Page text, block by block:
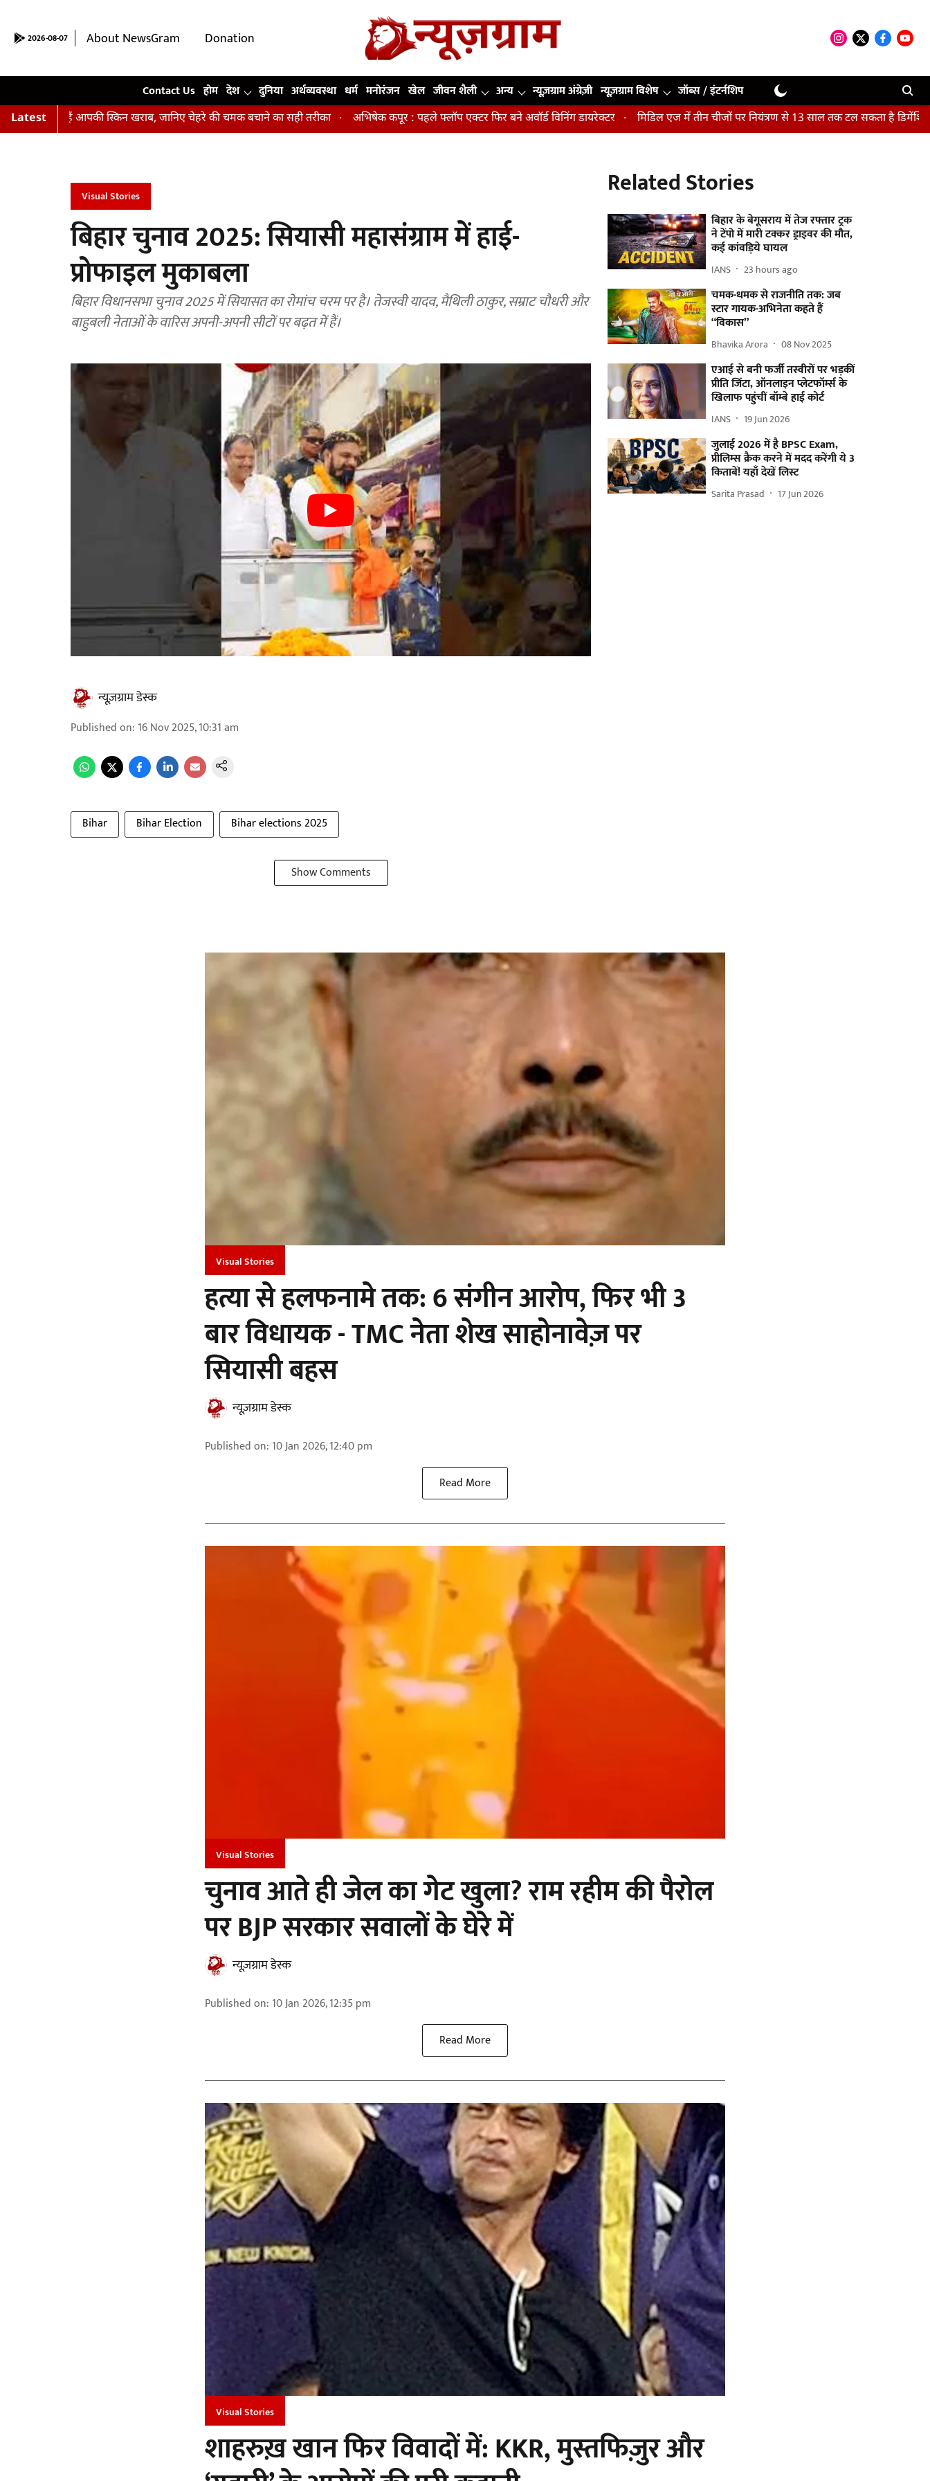
2026-08-07 About NewsGram
Donation
Contact Us होम देश दुनिया अर्थव्यवस्था धर्म मनोरंजन खेल जीवन शैली अन्य न्यूज़ग्राम अंग्रेज़ी न्यूज़ग्राम विशेष जॉब्स / इंटर्नशिप
Latest
हैं आपकी स्किन खराब, जानिए चेहरे की चमक बचाने का सही तरीका अभिषेक कपूर : पहले फ्लॉप एक्टर फिर बने अवॉर्ड विनिंग डायरेक्टर मिडिल एज में तीन चीजों पर नियंत्रण से 13 साल तक टल सकता है डिमेंशिया : अध्ययन
Visual Stories
बिहार चुनाव 2025: सियासी महासंग्राम में हाई-
प्रोफाइल मुकाबला
बिहार विधानसभा चुनाव 2025 में सियासत का रोमांच चरम पर है। तेजस्वी यादव, मैथिली ठाकुर, सम्राट चौधरी और
बाहुबली नेताओं के वारिस अपनी-अपनी सीटों पर बढ़त में हैं।
न्यूज़ग्राम डेस्क
Published on: 16 Nov 2025, 10:31 am
Bihar Bihar Election Bihar elections 2025
Show Comments
Related Stories
बिहार के बेगूसराय में तेज रफ्तार ट्रक
ने टेंपो में मारी टक्कर ड्राइवर की मौत,
कई कांवड़िये घायल
IANS 23 hours ago
चमक-धमक से राजनीति तक: जब
स्टार गायक-अभिनेता कहते हैं
“विकास”
Bhavika Arora 08 Nov 2025
एआई से बनी फर्जी तस्वीरों पर भड़कीं
प्रीति जिंटा, ऑनलाइन प्लेटफॉर्म्स के
खिलाफ पहुंचीं बॉम्बे हाई कोर्ट
IANS 19 Jun 2026
जुलाई 2026 में है BPSC Exam,
प्रीलिम्स क्रैक करने में मदद करेंगी ये 3
किताबें! यहाँ देखें लिस्ट
Sarita Prasad 17 Jun 2026
Visual Stories
हत्या से हलफनामे तक: 6 संगीन आरोप, फिर भी 3
बार विधायक - TMC नेता शेख साहोनावेज़ पर
सियासी बहस
न्यूज़ग्राम डेस्क
Published on: 10 Jan 2026, 12:40 pm
Read More
Visual Stories
चुनाव आते ही जेल का गेट खुला? राम रहीम की पैरोल
पर BJP सरकार सवालों के घेरे में
न्यूज़ग्राम डेस्क
Published on: 10 Jan 2026, 12:35 pm
Read More
Visual Stories
शाहरुख़ खान फिर विवादों में: KKR, मुस्तफिज़ुर और